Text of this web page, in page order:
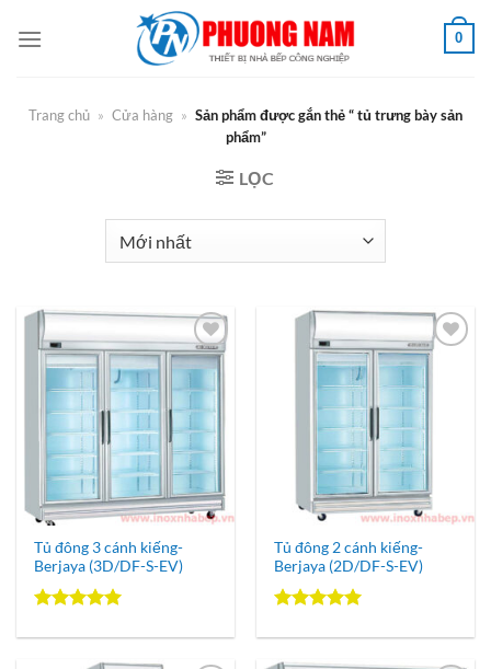
qua
0
Trang chủ » Cửa hàng » Sản phẩm được gắn thẻ “ tủ trưng bày sản
phẩm”
LỌC
Add to
Wishlist
Tủ đông 3 cánh kiếng-
Berjaya (3D/DF-S-EV)
hạng5.00
Add to
Tủ đông 2 cánh kiếng-
Berjaya (2D/DF-S-EV)
hạng5.00
5 sao